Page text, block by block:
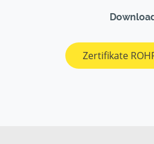
Zertifikate